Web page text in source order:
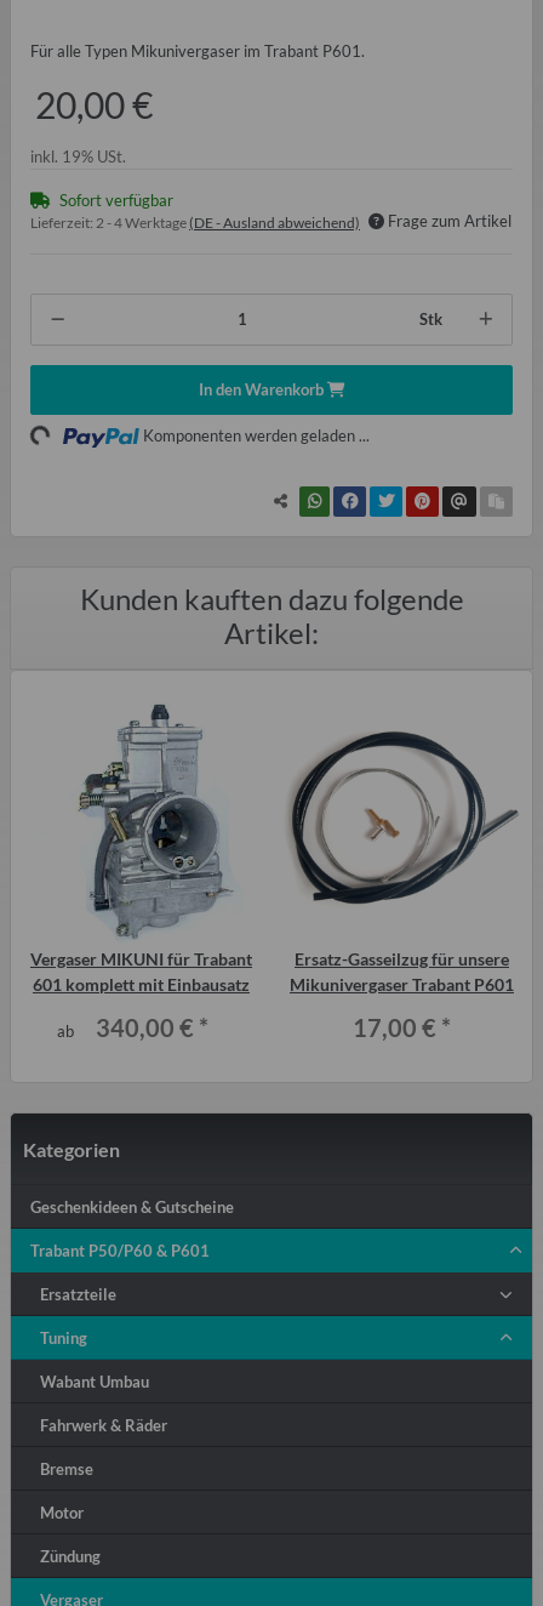
Für alle Typen Mikunivergaser im Trabant P601.
20,00 €
inkl. 19% USt.
Sofort verfügbar
Lieferzeit: 2 - 4 Werktage (DE - Ausland abweichend) Frage zum Artikel
Stk
In den Warenkorb
Loading... Komponenten werden geladen ...
Kunden kauften dazu folgende
Artikel:
Vergaser MIKUNI für Trabant
601 komplett mit Einbausatz
ab 340,00 € *
Ersatz-Gasseilzug für unsere
Mikunivergaser Trabant P601
17,00 € *
Kategorien
Geschenkideen & Gutscheine
Trabant P50/P60 & P601
Ersatzteile
Tuning
Wabant Umbau
Fahrwerk & Räder
Bremse
Motor
Zündung
Vergaser